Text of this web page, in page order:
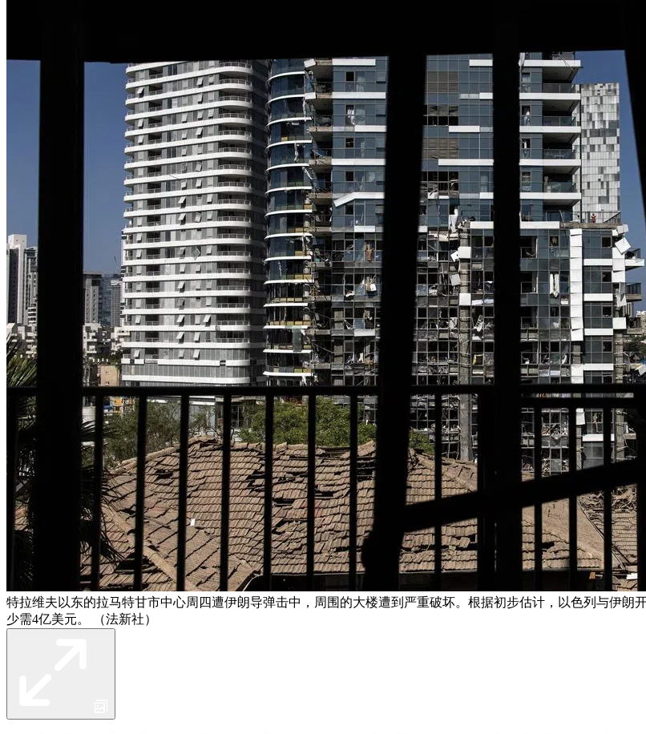
特拉维夫以东的拉马特甘市中心周四遭伊朗导弹击中，周围的大楼遭到严重破坏。根据初步估计，以色列与伊
少需4亿美元。 （法新社）